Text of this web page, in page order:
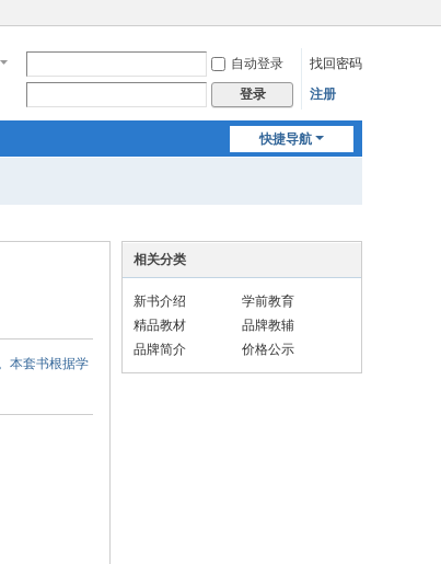
自动登录
找回密码
登录 注册
快捷导航
本套书根据学
相关分类
新书介绍
学前教育
精品教材
品牌教辅
品牌简介
价格公示